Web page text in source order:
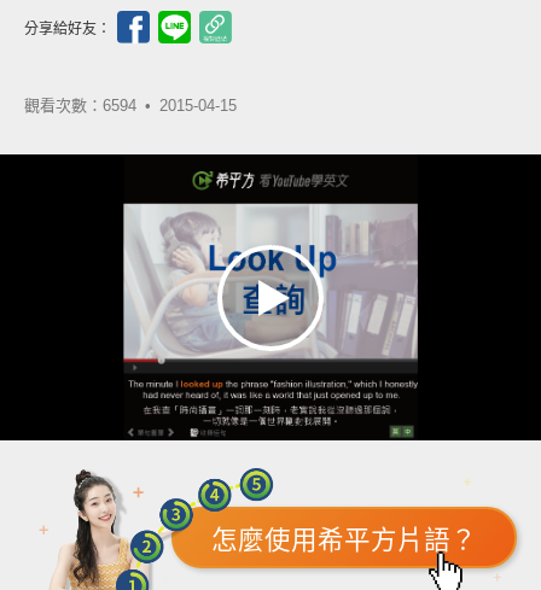
分享給好友：
觀看次數：6594 • 2015-04-15
怎麼使用希平方片語？